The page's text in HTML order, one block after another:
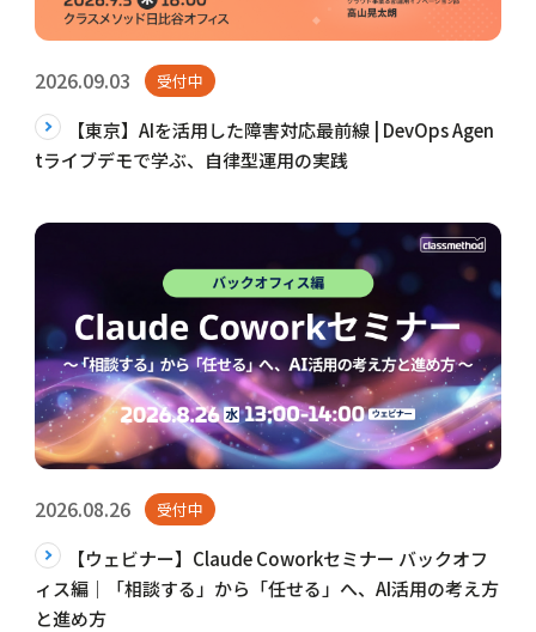
2026.09.03 受付中
【東京】AIを活用した障害対応最前線 | DevOps Agen
tライブデモで学ぶ、自律型運用の実践
2026.08.26 受付中
【ウェビナー】Claude Coworkセミナー バックオフ
ィス編｜「相談する」から「任せる」へ、AI活用の考え方
と進め方